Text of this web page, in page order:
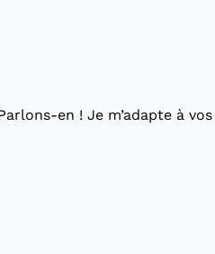
en ! Je m’adapte à vos